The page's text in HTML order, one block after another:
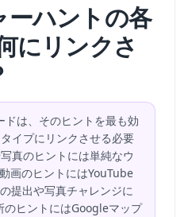
ハントの各
にリンクさ
ドは、そのヒントを最も効
イプにリンクさせる必要
真のヒントには単純なウ
画のヒントにはYouTube
提出や写真チャレンジに
ヒントにはGoogleマップ